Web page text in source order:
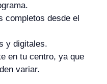
completos desde el
y digitales.
en tu centro, ya que
variar.